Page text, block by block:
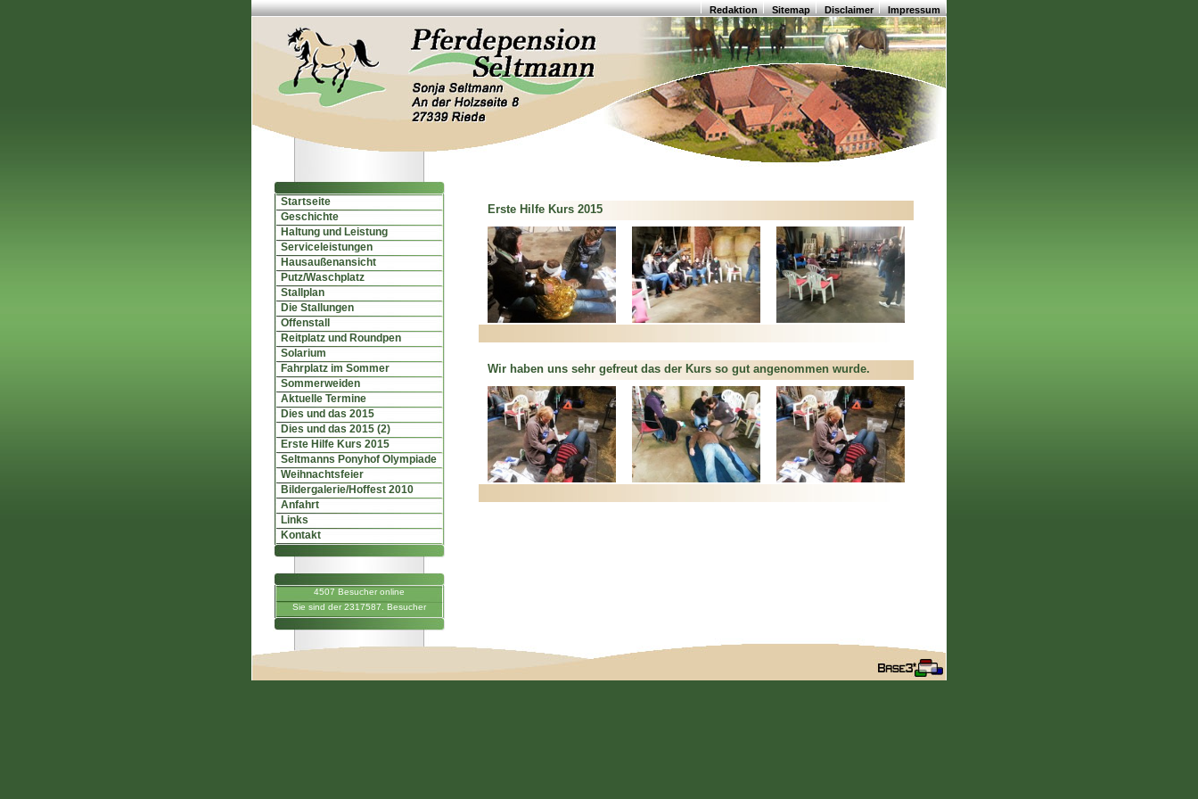
Redaktion Sitemap Disclaimer Impressum
Startseite
Geschichte
Haltung und Leistung
Serviceleistungen
Hausaußenansicht
Putz/Waschplatz
Stallplan
Die Stallungen
Offenstall
Reitplatz und Roundpen
Solarium
Fahrplatz im Sommer
Sommerweiden
Aktuelle Termine
Dies und das 2015
Dies und das 2015 (2)
Erste Hilfe Kurs 2015
Seltmanns Ponyhof Olympiade
Weihnachtsfeier
Bildergalerie/Hoffest 2010
Anfahrt
Links
Kontakt
4507 Besucher online
Sie sind der 2317587. Besucher
Erste Hilfe Kurs 2015
Wir haben uns sehr gefreut das der Kurs so gut angenommen wurde.